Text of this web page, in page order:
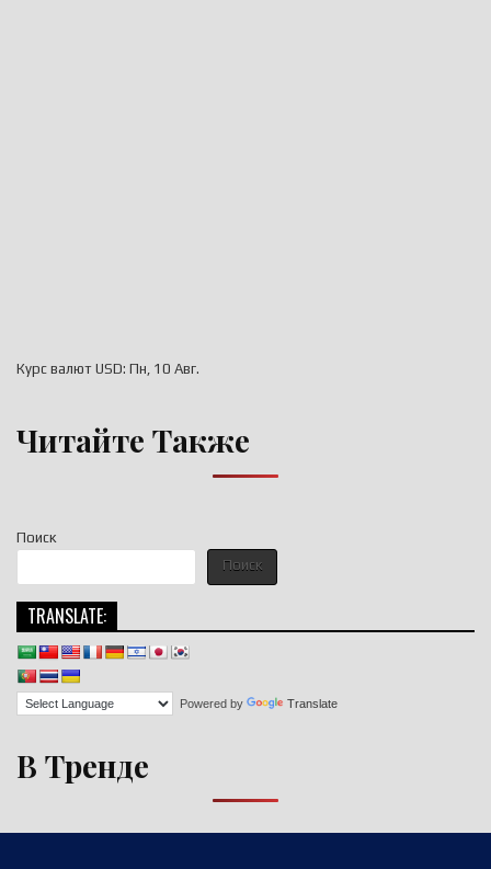
Поиск
Поиск
TRANSLATE:
Powered by Translate
В Тренде
Курс валют USD: Пн, 10 Авг.
Читайте Также